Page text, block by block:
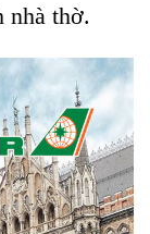
nhà thờ.